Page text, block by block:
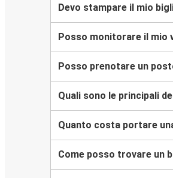
Devo stampare il mio
Posso monitorare il mio
Posso prenotare un
Quali sono le principali
Quanto costa portare
Come posso trovare un